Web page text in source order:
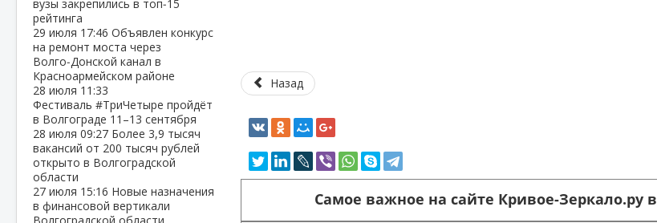
вузы закрепились в топ‑15
рейтинга
29 июля 17:46 Объявлен конкурс
на ремонт моста через
Волго‑Донской канал в
Красноармейском районе
28 июля 11:33
Фестиваль #ТриЧетыре пройдёт
в Волгограде 11–13 сентября
28 июля 09:27 Более 3,9 тысяч
вакансий от 200 тысяч рублей
открыто в Волгоградской
области
27 июля 15:16 Новые назначения
в финансовой вертикали
Назад
Самое важное на сайте Кривое-Зеркало.ру в